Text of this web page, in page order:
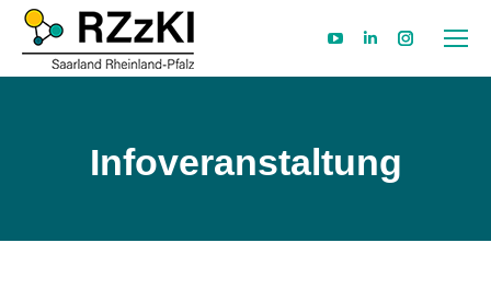
page
new
Linkedin
page
new
Instagram
page
Infoveranstaltung